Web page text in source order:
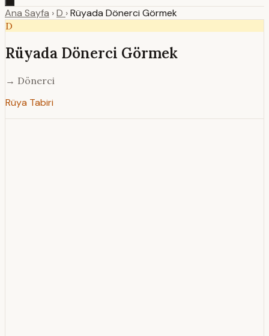
Ana Sayfa ›D ›Rüyada Dönerci Görmek
D
Rüyada Dönerci Görmek
→ Dönerci
Rüya Tabiri